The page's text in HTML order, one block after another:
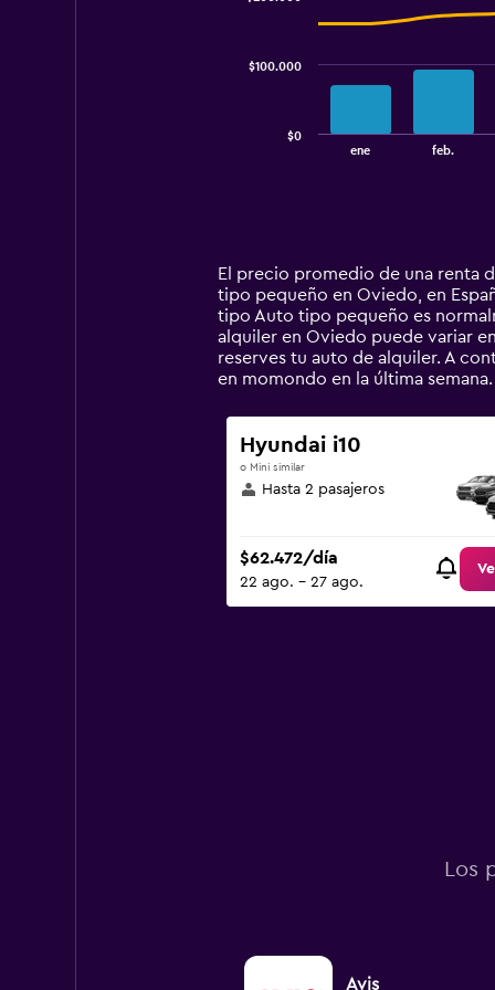
14
categories.
The
chart
has
1
axis
displaying
values.
Range:
0
ene feb.
$0
$100.000
El precio promedio de una renta
tipo pequeño en Oviedo, en
tipo Auto tipo pequeño es
alquiler en Oviedo puede variar
reserves tu auto de alquiler. A
en momondo en la última semana.
Hyundai i10
o Mini similar
Hasta 2 pasajeros
$62.472/día
22 ago. - 27 ago.
Los
Avis